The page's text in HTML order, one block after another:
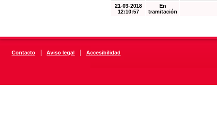
21-03-2018
12:10:57
En
tramitación
Contacto | Aviso legal | Accesibilidad